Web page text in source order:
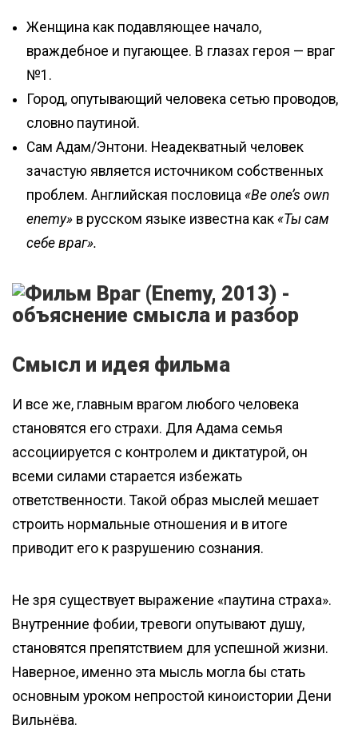
Женщина как подавляющее начало,
враждебное и пугающее. В глазах героя — враг
№1.
Город, опутывающий человека сетью проводов,
словно паутиной.
Сам Адам/Энтони. Неадекватный человек
зачастую является источником собственных
проблем. Английская пословица «Be one’s own
enemy»в русском языке известна как «Ты сам
себе враг».
Смысл и идея фильма
И все же, главным врагом любого человека
становятся его страхи. Для Адама семья
ассоциируется с контролем и диктатурой, он
всеми силами старается избежать
ответственности. Такой образ мыслей мешает
строить нормальные отношения и в итоге
приводит его к разрушению сознания.
Не зря существует выражение «паутина страха».
Внутренние фобии, тревоги опутывают душу,
становятся препятствием для успешной жизни.
Наверное, именно эта мысль могла бы стать
основным уроком непростой киноистории Дени
Вильнёва.